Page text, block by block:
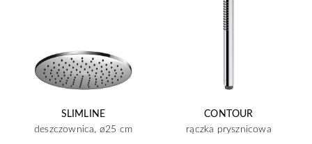
SLIMLINE
deszczownica, ø25 cm
CONTOUR
rączka prysznicowa